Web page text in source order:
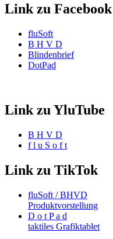
Link zu Facebook
fluSoft
B H V D
Blindenbrief
DotPad
Link zu YluTube
B H V D
f l u S o f t
Link zu TikTok
fluSoft / BHVD
Produktvorstellung
D o t P a d
taktiles Grafiktablet